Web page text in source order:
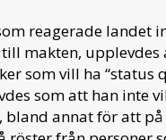
reagerade landet
till makten, upplevdes
som vill ha “status
som att han inte
annat för att